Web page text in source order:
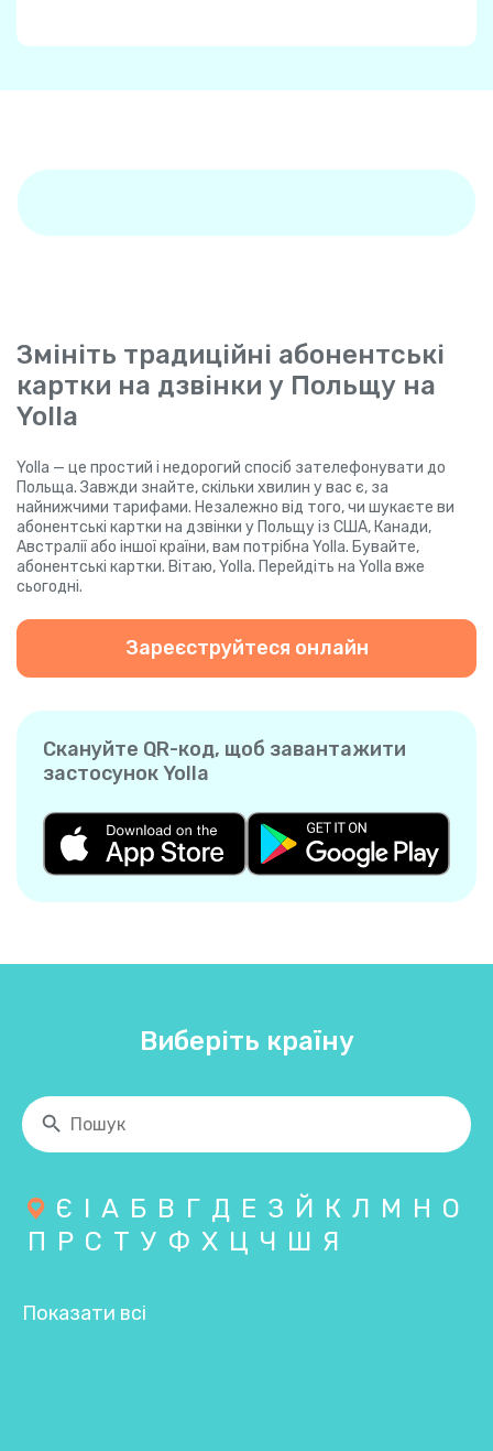
Змініть традиційні абонентські
картки на дзвінки у Польщу на
Yolla
Yolla — це простий і недорогий спосіб зателефонувати до
Польща. Завжди знайте, скільки хвилин у вас є, за
найнижчими тарифами. Незалежно від того, чи шукаєте ви
абонентські картки на дзвінки у Польщу із США, Канади,
Австралії або іншої країни, вам потрібна Yolla. Бувайте,
абонентські картки. Вітаю, Yolla. Перейдіть на Yolla вже
сьогодні.
Зареєструйтеся онлайн
Скануйте QR-код, щоб завантажити
застосунок Yolla
Виберіть країну
Є І А Б В Г Д Е З Й К Л М Н О
П Р С Т У Ф Х Ц Ч Ш Я
Показати всі